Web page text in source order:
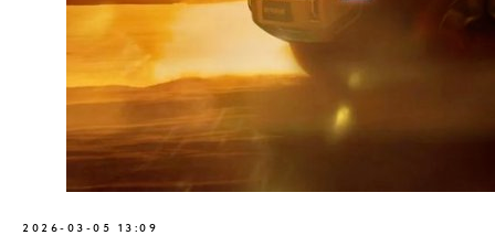
2026-03-05 13:09